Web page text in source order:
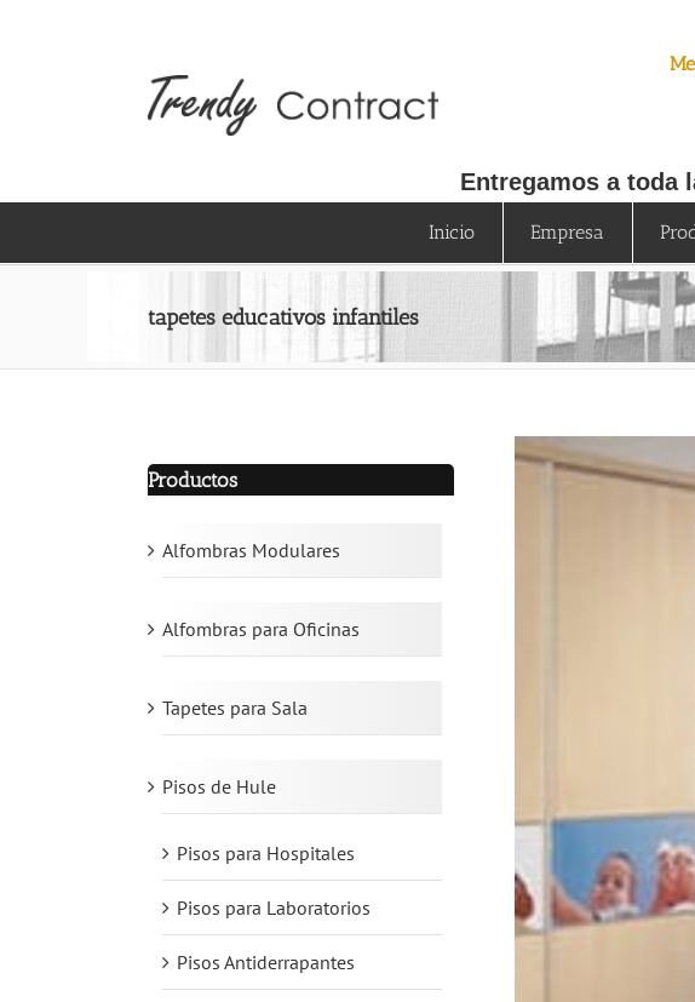
Entregamos a toda
Inicio Empresa
tapetes educativos infantiles
Productos
Alfombras Modulares
Alfombras para Oficinas
Tapetes para Sala
Pisos de Hule
Pisos para Hospitales
Pisos para Laboratorios
Pisos Antiderrapantes